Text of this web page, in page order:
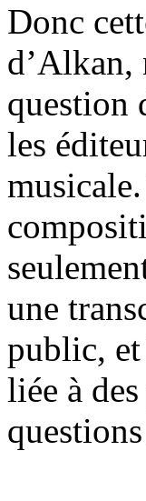
Donc
d’Alkan,
question
les
une
public, et
liée à